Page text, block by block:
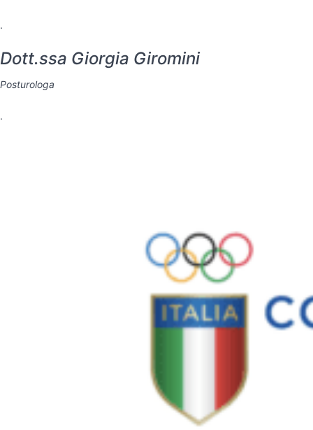
.
Dott.ssa Giorgia Giromini
Posturologa
.